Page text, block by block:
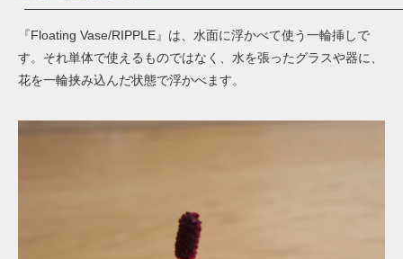
『Floating Vase/RIPPLE』は、水面に浮かべて使う一輪挿しで
す。それ単体で使えるものではなく、水を張ったグラスや器に、
花を一輪挟み込んだ状態で浮かべます。